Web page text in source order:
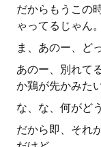
だからもうこの
ゃってるじゃん。
ま、あのー、ど
あのー、別れて
か鶏が先かみた
な、な、何がど
だから即、それ